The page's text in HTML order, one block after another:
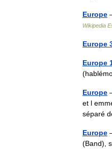
Europe
Wikipedia
Europe
Europe
Europe
et l
séparé
Europe
(Band),